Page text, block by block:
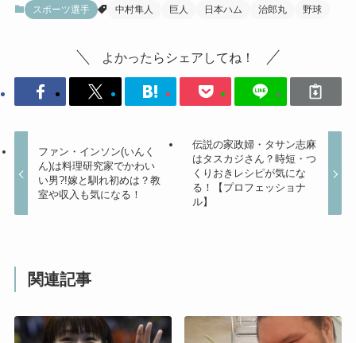
スポーツ選手 中村隼人 巨人 日本ハム 治郎丸 野球
よかったらシェアしてね！
ファン・インソン(いんく
ん)は料理研究家でかわい
い男?!嫁と馴れ初めは？教
室や収入も気になる！
伝説の家政婦・タサン志麻
はタスカジさん？時短・つ
くりおきレシピが気にな
る！【プロフェッショナ
ル】
関連記事